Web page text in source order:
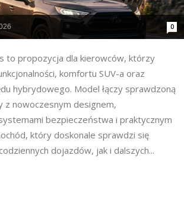
0
to propozycja dla kierowców, którzy
komfortu SUV-a oraz
hybrydowego. Model łączy sprawdzoną
z nowoczesnym designem,
bezpieczeństwa i praktycznym
który doskonale sprawdzi się
dojazdów, jak i dalszych...